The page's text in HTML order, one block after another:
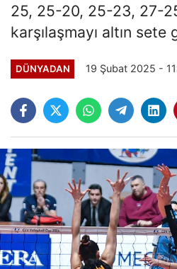
25, 25-20, 25-23, 27-
karşılaşmayı altın sete
DÜNYADAN 19 Şubat 2025 -